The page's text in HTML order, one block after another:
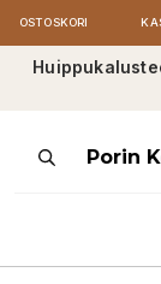
OSTOSKORI
ProductsPorin